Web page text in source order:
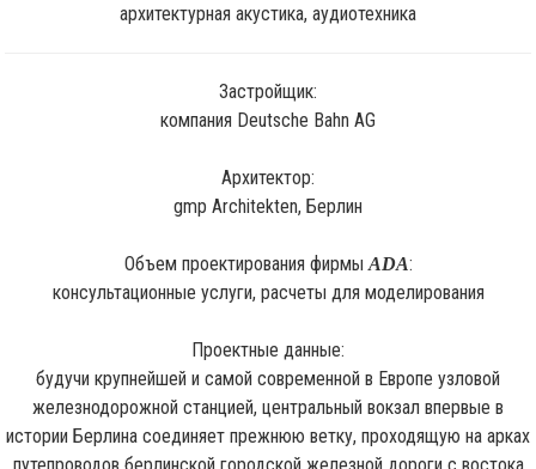
архитектурная акустика, аудиотехника
Застройщик:
компания Deutsche Bahn AG
Архитектор:
gmp Architekten, Берлин
Объем проектирования фирмыADA:
консультационные услуги, расчеты для моделирования
Проектные данные:
будучи крупнейшей и самой современной в Европе узловой
железнодорожной станцией, центральный вокзал впервые в
истории Берлина соединяет прежнюю ветку, проходящую на арках